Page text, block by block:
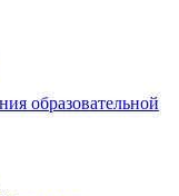
образовательной